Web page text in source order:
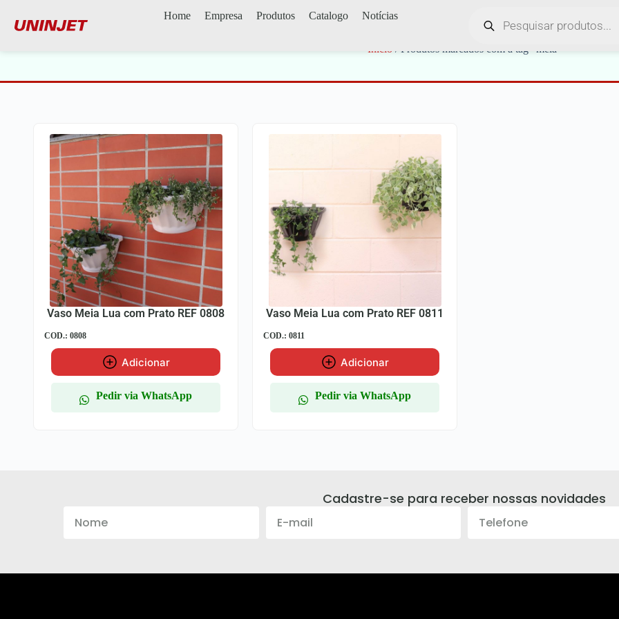
Home Empresa Produtos Catalogo Notícias
Início / Produtos marcados com a tag “meia”
Vaso Meia Lua com Prato REF 0808
COD.: 0808
Adicionar
Pedir via WhatsApp
Vaso Meia Lua com Prato REF 0811
COD.: 0811
Adicionar
Pedir via WhatsApp
Cadastre-se para receber nossas novidades